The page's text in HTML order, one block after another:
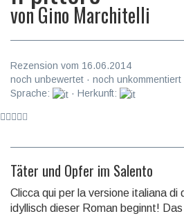
vonGino Marchitelli
Rezension vom 16.06.2014
noch unbewertet · noch unkommentiert
Sprache:
· Herkunft:
Täter und Opfer im Salento
Clicca qui per la versione italiana di
idyllisch dieser Roman beginnt!